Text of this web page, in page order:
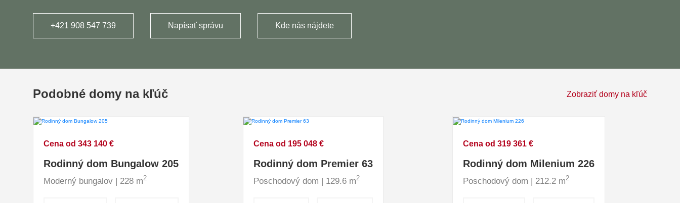
+421 908 547 739 Napísať správu Kde nás nájdete
Podobné domy na kľúč Zobraziť domy na kľúč
Cena od 343 140 €
Rodinný dom Bungalow 205
Moderný bungalov | 228 m2
Cena od 195 048 €
Rodinný dom Premier 63
Poschodový dom | 129.6 m2
Cena od 319 361 €
Rodinný dom Milenium 226
Poschodový dom | 212.2 m2